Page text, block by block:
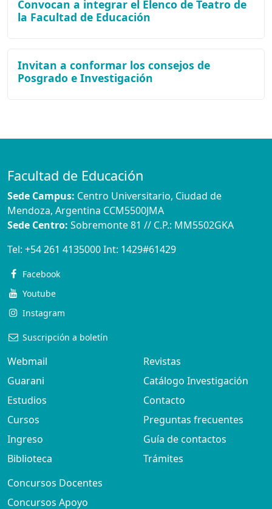
Convocan a integrar el Elenco de Teatro de
la Facultad de Educación
Invitan a conformar los consejos de
Posgrado e Investigación
Facultad de Educación
Sede Campus: Centro Universitario, Ciudad de
Mendoza, Argentina CCM5500JMA
Sede Centro: Sobremonte 81 // C.P.: MM5502GKA
Tel: +54 261 4135000Int: 1429#61429
Facebook
Youtube
Instagram
Suscripción a boletín
Webmail
Guarani
Estudios
Cursos
Ingreso
Biblioteca
Revistas
Catálogo Investigación
Contacto
Preguntas frecuentes
Guía de contactos
Trámites
Concursos Docentes
Concursos Apoyo